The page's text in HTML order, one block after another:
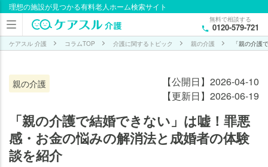
理想の施設が見つかる有料老人ホーム検索サイト
無料で相談する
0120-579-721
ケアスル 介護 コラムTOP 介護に関するトピック 親の介護 「親の介護
親の介護
【公開日】2026-04-10
【更新日】2026-06-19
「親の介護で結婚できない」は嘘！罪悪
感・お金の悩みの解消法と成婚者の体験
談を紹介
目次
親の
介護
婚で
きな
専門
家
「ま
ずは